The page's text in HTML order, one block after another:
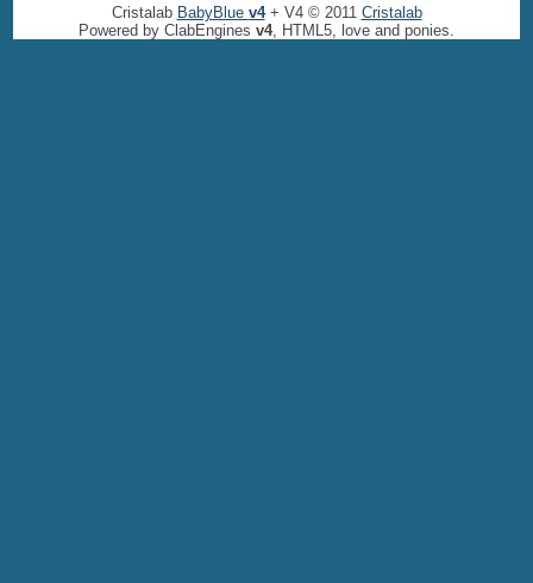
Cristalab BabyBlue v4+ V4 © 2011 Cristalab
Powered by ClabEngines v4, HTML5, love and ponies.